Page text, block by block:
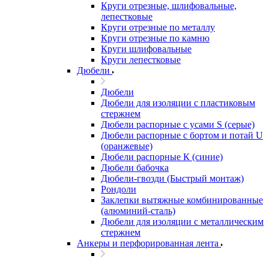
Круги отрезные, шлифовальные,
лепестковые
Круги отрезные по металлу
Круги отрезные по камню
Круги шлифовальные
Круги лепестковые
Дюбели
Дюбели
Дюбели для изоляции с пластиковым
стержнем
Дюбели распорные с усами S (серые)
Дюбели распорные c бортом и потай U
(оранжевые)
Дюбели распорные К (синие)
Дюбели бабочка
Дюбели-гвозди (Быстрый монтаж)
Рондоли
Заклепки вытяжные комбинированные
(алюминий-сталь)
Дюбели для изоляции с металлическим
стержнем
Анкеры и перфорированная лента